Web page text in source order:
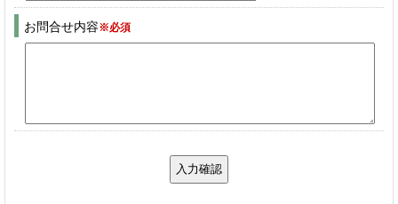
お問合せ内容※必須